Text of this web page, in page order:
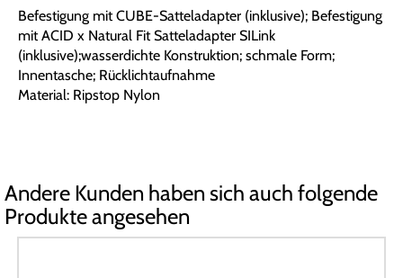
Befestigung mit CUBE-Satteladapter (inklusive); Befestigung
mit ACID x Natural Fit Satteladapter SILink
(inklusive);wasserdichte Konstruktion; schmale Form;
Innentasche; Rücklichtaufnahme
Material: Ripstop Nylon
Andere Kunden haben sich auch folgende
Produkte angesehen